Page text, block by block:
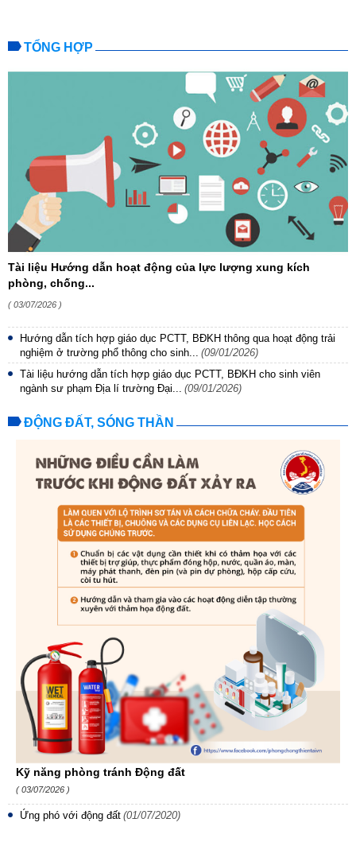
TỔNG HỢP
Tài liệu Hướng dẫn hoạt động của lực lượng xung kích
phòng, chống...
( 03/07/2026 )
Hướng dẫn tích hợp giáo dục PCTT, BĐKH thông qua hoạt động trải
nghiệm ở trường phổ thông cho sinh...
(09/01/2026)
Tài liệu hướng dẫn tích hợp giáo dục PCTT, BĐKH cho sinh viên
ngành sư phạm Địa lí trường Đại...
(09/01/2026)
ĐỘNG ĐẤT, SÓNG THẦN
Kỹ năng phòng tránh Động đất
( 03/07/2026 )
Ứng phó với động đất (01/07/2020)